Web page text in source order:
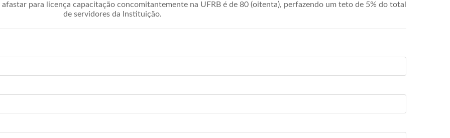
para licença capacitação concomitantemente na UFRB é de 80 (oitenta), perfazendo um teto de 5% do total
de servidores da Instituição.